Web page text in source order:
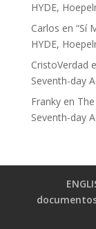
HYDE,
Carlos en “Sí
HYDE,
CristoVerdad
Seventh-day
Frankyen
Seventh-day